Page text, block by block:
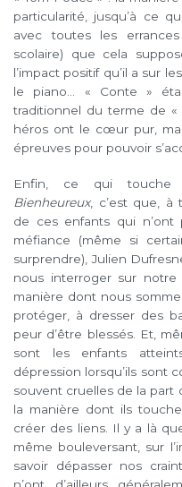
particularité, jusqu’à ce
avec toutes les
scolaire) que cela
l’impact positif qu’il a sur
le piano… « Conte »
traditionnel du terme de
héros ont le cœur pur,
épreuves pour pouvoir
Enfin, ce qui touche
Bienheureux, c’est que, à
de ces enfants qui
méfiance (même si
surprendre), Julien
nous interroger sur
manière dont nous
protéger, à dresser des
peur d’être blessés. Et,
sont les enfants
dépression lorsqu’ils sont
souvent cruelles de la part
la manière dont ils
créer des liens. Il y a là
même bouleversant, sur
savoir dépasser nos